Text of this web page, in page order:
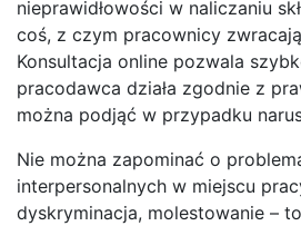
nieprawidłowości w naliczaniu
coś, z czym pracownicy
Konsultacja online pozwala
pracodawca działa zgodnie z
można podjąć w przypadku
Nie można zapominać o
interpersonalnych w miejscu
dyskryminacja, molestowanie –